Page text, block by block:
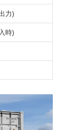
力)
時)